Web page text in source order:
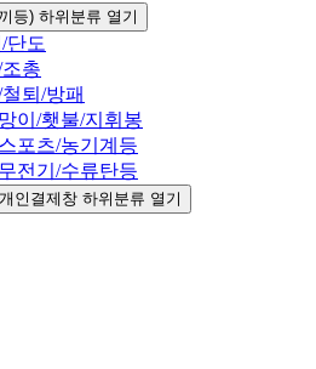
등) 하위분류 열기
단도
총
퇴/방패
이/횃불/지휘봉
포츠/농기계등
전기/수류탄등
인결제창 하위분류 열기